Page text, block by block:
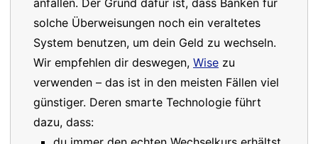
anfallen. Der Grund dafür ist, dass Banken für
solche Überweisungen noch ein veraltetes
System benutzen, um dein Geld zu wechseln.
Wir empfehlen dir deswegen, Wise zu
verwenden – das ist in den meisten Fällen viel
günstiger. Deren smarte Technologie führt
dazu, dass: